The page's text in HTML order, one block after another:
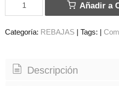
Añadir a
Categoría: REBAJAS Tags:
Descripción